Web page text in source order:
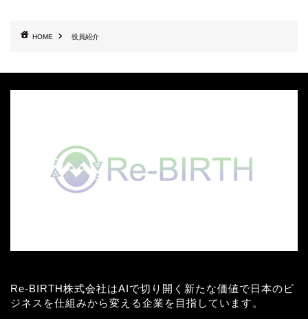
HOME 役員紹介
Re-BIRTH株式会社はAIで切り開く新たな価値で日本のビ
ジネスを仕組みから変える企業を目指しています。